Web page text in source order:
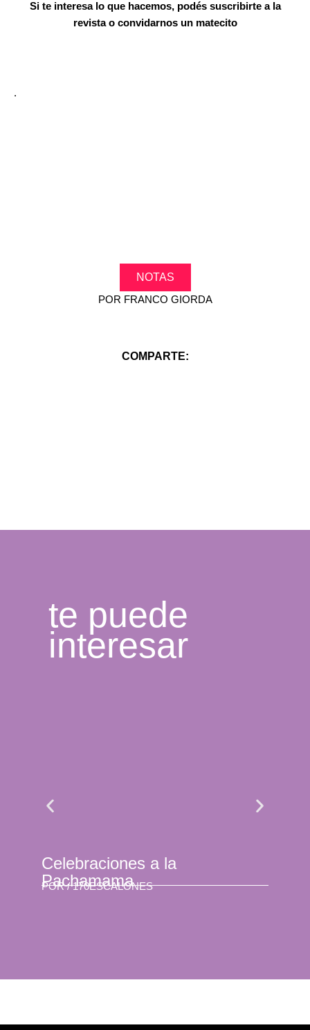
Si te interesa lo que hacemos, podés suscribirte a la
revista o convidarnos un matecito
.
NOTAS
POR FRANCO GIORDA
COMPARTE:
te puede
interesar
Celebraciones a la
Pachamama
POR /170ESCALONES